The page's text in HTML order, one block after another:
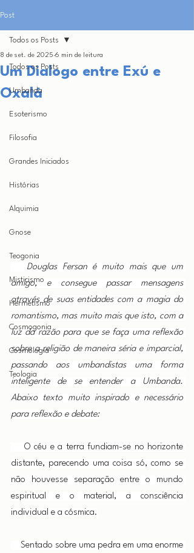
Post
Todos os Posts
Umbanda
Esoterismo
Filosofia
Grandes Iniciados
Histórias
Alquimia
Gnose
Teogonia
Misticismo
Hermetismo
Cosmogonia
Cosmologia
Teologia
Todos os Posts
Um Dialogo entre Exú e
Oxalá
8 de set. de 2025 6 min de leitura
Douglas Fersan é muito mais que um
amigo, e consegue passar mensagens
através de suas entidades com a magia do
romantismo, mas muito mais que isto, com a
luz da razão para que se faça uma reflexão
sobre a religião de maneira séria e imparcial,
passando aos umbandistas uma forma
inteligente de se entender a Umbanda.
Abaixo texto muito inspirado e necessário
para reflexão e debate:
O céu e a terra fundiam-se no horizonte
distante, parecendo uma coisa só, como se
não houvesse separação entre o mundo
espiritual e o material, a consciência
individual e a cósmica.
Sentado sobre uma pedra em uma enorme